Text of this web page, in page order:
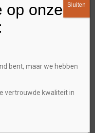
op onze
bent, maar we hebben
vertrouwde kwaliteit in
Sluiten